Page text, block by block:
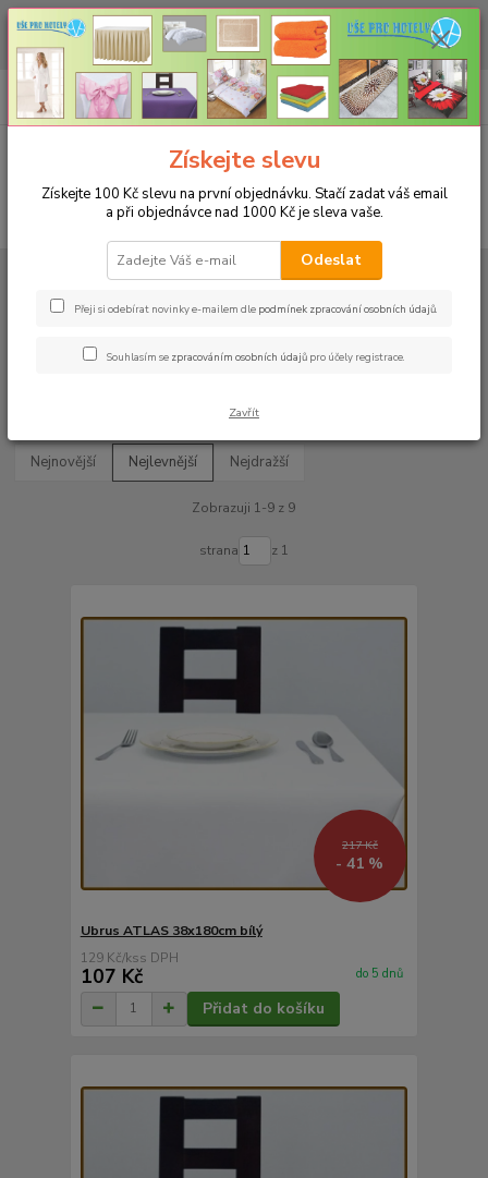
CHCETE NAKOUPIT VĚTŠÍ MNOŽSTVÍ NAŠICH PRODUKTŮ ZA LEPŠÍ
CENU? Klikněte ZDE
CZK
+420 773 794 023
Pondělí-pátek 9-16 hodin
0ks
za0 Kč
UBRUSY
Luxusní ubrusy Atlas-Rodos s vodoodpudivou úpravou
Rozměr 38x180cm
Nejnovější Nejlevnější Nejdražší
Zobrazuji 1-9 z 9
strana z 1
217 Kč
- 41 %
Ubrus ATLAS 38x180cm bílý
129 Kč/ks
107 Kč do 5 dnů
Přidat do košíku
Získejte slevu
Získejte 100 Kč slevu na první objednávku. Stačí zadat váš email
a při objednávce nad 1000 Kč je sleva vaše.
Odeslat
Přeji si odebírat novinky e-mailem dle podmínek zpracování osobních údajů.
Souhlasím se zpracováním osobních údajů pro účely registrace.
Zavřít